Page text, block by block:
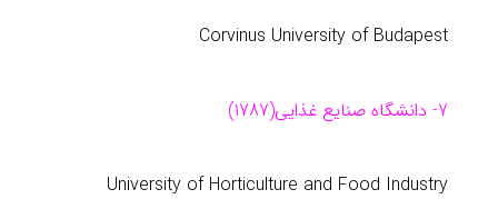
Corvinus University of Budapest
7- دانشگاه صنایع غذایی(1787)
University of Horticulture and Food Industry